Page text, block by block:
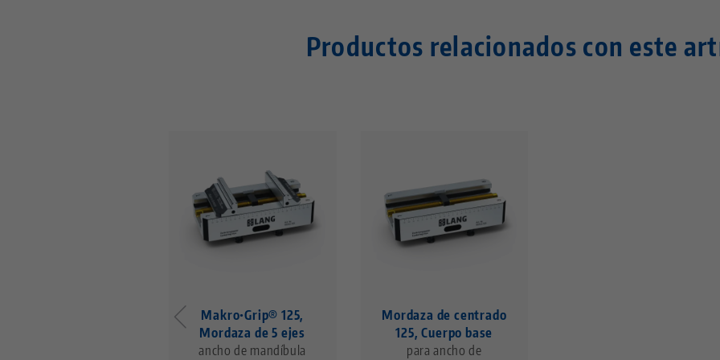
Productos relacionados con este
Makro•Grip® 125,
Mordaza de 5 ejes
ancho de mandíbula
Mordaza de centrado
125, Cuerpo base
para ancho de